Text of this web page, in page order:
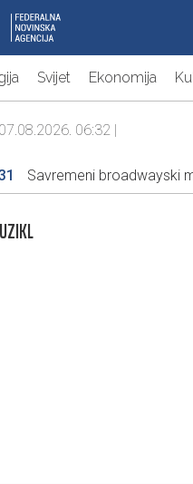
Svijet Ekonomija
06:32 |
Savremeni broadwayski